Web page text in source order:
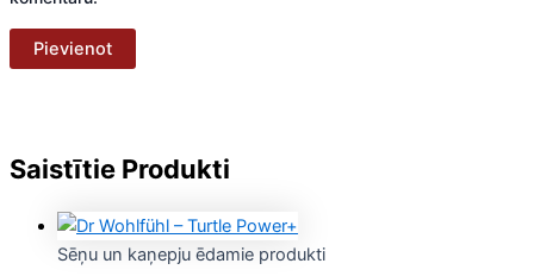
Saistītie Produkti
Sēņu un kaņepju ēdamie produkti